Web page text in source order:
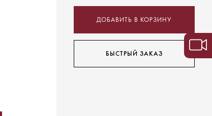
ДОБАВИТЬ В КОРЗИНУ
БЫСТРЫЙ ЗАКАЗ